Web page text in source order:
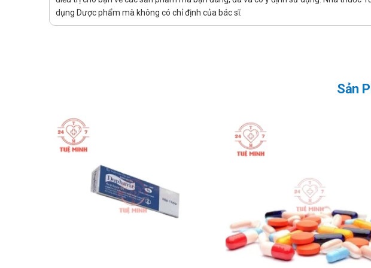
quả xét nghiệm chức năng gan bất thường và/hoặc uống nhiều rượu. Vì vậy
hợp chỉ định lâm sàng yêu cầu xét nghiệm sau đó.
truyền, tiền sử bị bệnh cơ do sử dụng simvastatin hoặc fibrat trước đó,
bị tiêu cơ vân, khả năng xảy ra tương tác thuốc và một số đối tượng
Trong quá trình điều trị bằng atorvastatin, bệnh nhân cần thông báo khi
nghiệm CK để có các biện pháp can thiệp phù hợp.
Liệu pháp statin phải tạm ngừng hoặc thôi hẳn ở bất cứ người bệnh nào có
như nhiễm khuẩn cấp nặng, hạ huyết áp, phẫu thuật và chấn thương lớn,
Chỉ dùng atorvastatin cho phụ nữ ở độ tuổi sinh đẻ khi họ chắc chắn
Forvastin 10 F.T.Pharma phù hợp
Bệnh nhân bị tăng cholesterol máu nguyên phát do tăng LDL có nguy cơ
dụng Dược phẩm mà không có chỉ định của bác sĩ.
Sản